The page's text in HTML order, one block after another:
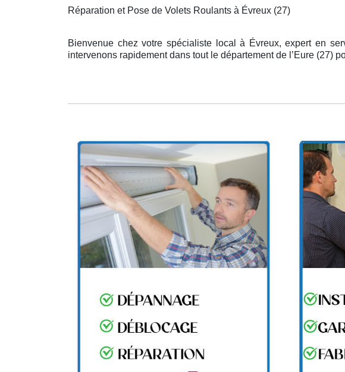
Réparation et Pose de Volets Roulants à Évreux (27)
Bienvenue chez votre spécialiste local à Évreux, expert en
intervenons rapidement dans tout le département de l’Eure (27)